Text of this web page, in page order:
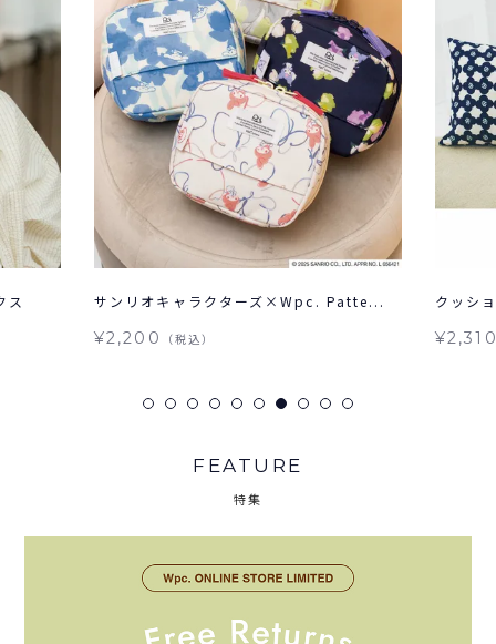
ス サンリオキャラクターズ×Wpc. Patte...
¥2,200 （税込）
クッシ
FEATURE
特集